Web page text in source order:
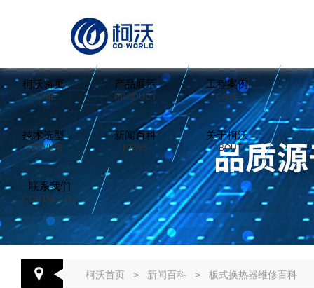
柯沃首页
HOME
产品展示
PRODUCT
工程案例
CASE
技术选型
SERVICE
新闻百科
NEWS
关于柯沃
ABOUT
联系我们
CONTACT US
柯沃首页 > 新闻百科 > 板式换热器维修百科